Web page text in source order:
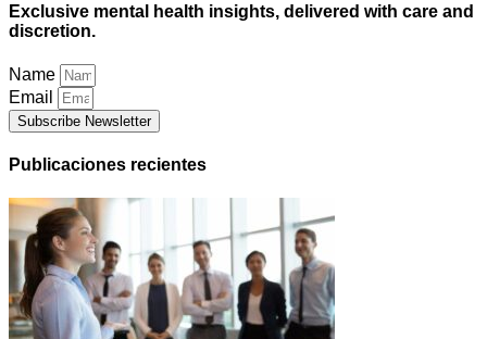
Exclusive mental health insights, delivered with care and
discretion.
Name
Email
Subscribe Newsletter
Publicaciones recientes